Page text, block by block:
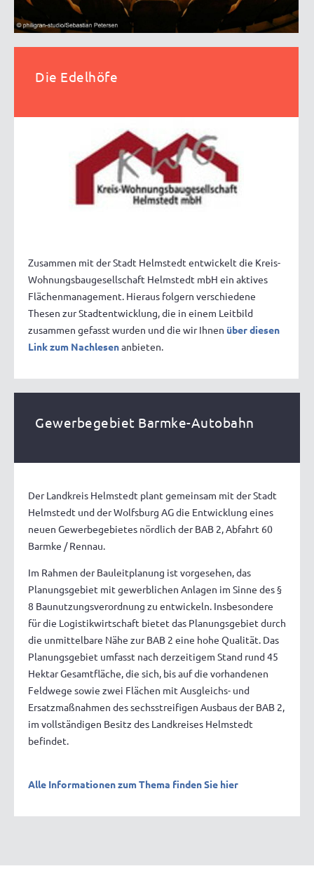
Die Edelhöfe
Zusammen mit der Stadt Helmstedt entwickelt die Kreis-
Wohnungsbaugesellschaft Helmstedt mbH ein aktives
Flächenmanagement. Hieraus folgern verschiedene
Thesen zur Stadtentwicklung, die in einem Leitbild
zusammen gefasst wurden und die wir Ihnen über diesen
Link zum Nachlesenanbieten.
Gewerbegebiet Barmke-Autobahn
Der Landkreis Helmstedt plant gemeinsam mit der Stadt
Helmstedt und der Wolfsburg AG die Entwicklung eines
neuen Gewerbegebietes nördlich der BAB 2, Abfahrt 60
Barmke / Rennau.
Im Rahmen der Bauleitplanung ist vorgesehen, das
Planungsgebiet mit gewerblichen Anlagen im Sinne des §
8 Baunutzungsverordnung zu entwickeln. Insbesondere
für die Logistikwirtschaft bietet das Planungsgebiet durch
die unmittelbare Nähe zur BAB 2 eine hohe Qualität. Das
Planungsgebiet umfasst nach derzeitigem Stand rund 45
Hektar Gesamtfläche, die sich, bis auf die vorhandenen
Feldwege sowie zwei Flächen mit Ausgleichs- und
Ersatzmaßnahmen des sechsstreifigen Ausbaus der BAB 2,
im vollständigen Besitz des Landkreises Helmstedt
befindet.
Alle Informationen zum Thema finden Sie hier